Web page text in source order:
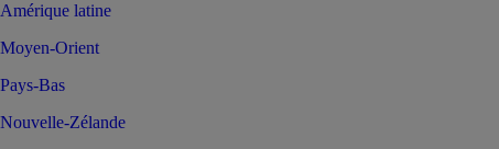
Amérique latine
Moyen-Orient
Pays-Bas
Nouvelle-Zélande